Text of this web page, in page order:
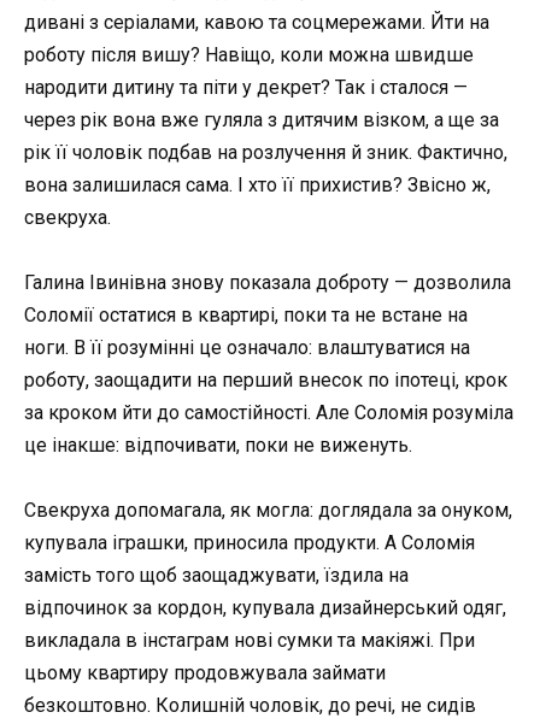
дивані з серіалами, кавою та соцмережами. Йти на
роботу після вишу? Навіщо, коли можна швидше
народити дитину та піти у декрет? Так і сталося —
через рік вона вже гуляла з дитячим візком, а ще за
рік її чоловік подбав на розлучення й зник. Фактично,
вона залишилася сама. І хто її прихистив? Звісно ж,
свекруха.
Галина Івинівна знову показала доброту — дозволила
Соломії остатися в квартирі, поки та не встане на
ноги. В її розумінні це означало: влаштуватися на
роботу, заощадити на перший внесок по іпотеці, крок
за кроком йти до самостійності. Але Соломія розуміла
це інакше: відпочивати, поки не виженуть.
Свекруха допомагала, як могла: доглядала за онуком,
купувала іграшки, приносила продукти. А Соломія
замість того щоб заощаджувати, їздила на
відпочинок за кордон, купувала дизайнерський одяг,
викладала в інстаграм нові сумки та макіяжі. При
цьому квартиру продовжувала займати
безкоштовно. Колишній чоловік, до речі, не сидів